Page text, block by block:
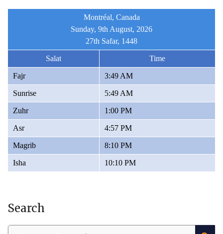
Montréal, Canada
Sunday, 9th August, 2026
27th Safar, 1448
Salat Time
Fajr 3:49 AM
Sunrise 5:49 AM
Zuhr 1:00 PM
Asr 4:57 PM
Magrib 8:10 PM
Isha 10:10 PM
Search